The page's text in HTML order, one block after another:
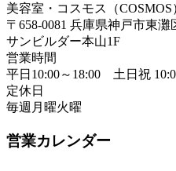
美容室・コスモス（COSMOS
〒658-0081 兵庫県神戸市東灘
サンビルダー本山1F
営業時間
平日10:00～18:00 土日祝
定休日
毎週月曜火曜
営業カレンダー